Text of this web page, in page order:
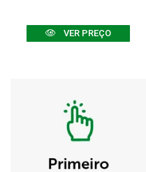
VER PREÇO